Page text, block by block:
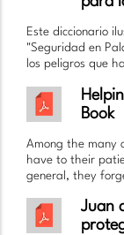
Este diccionario
"Seguridad en
los peligros que
Book
Among the many
have to their
general, they
Juan